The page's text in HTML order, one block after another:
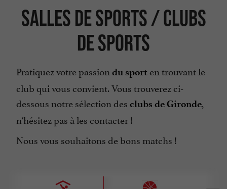
Salles de sports / Clubs
de sports
Pratiquez votre passion du sport en trouvant le
club qui vous convient. Vous trouverez ci-
dessous notre sélection des clubs de Gironde,
n’hésitez pas à les contacter !
Nous vous souhaitons de bons matchs !